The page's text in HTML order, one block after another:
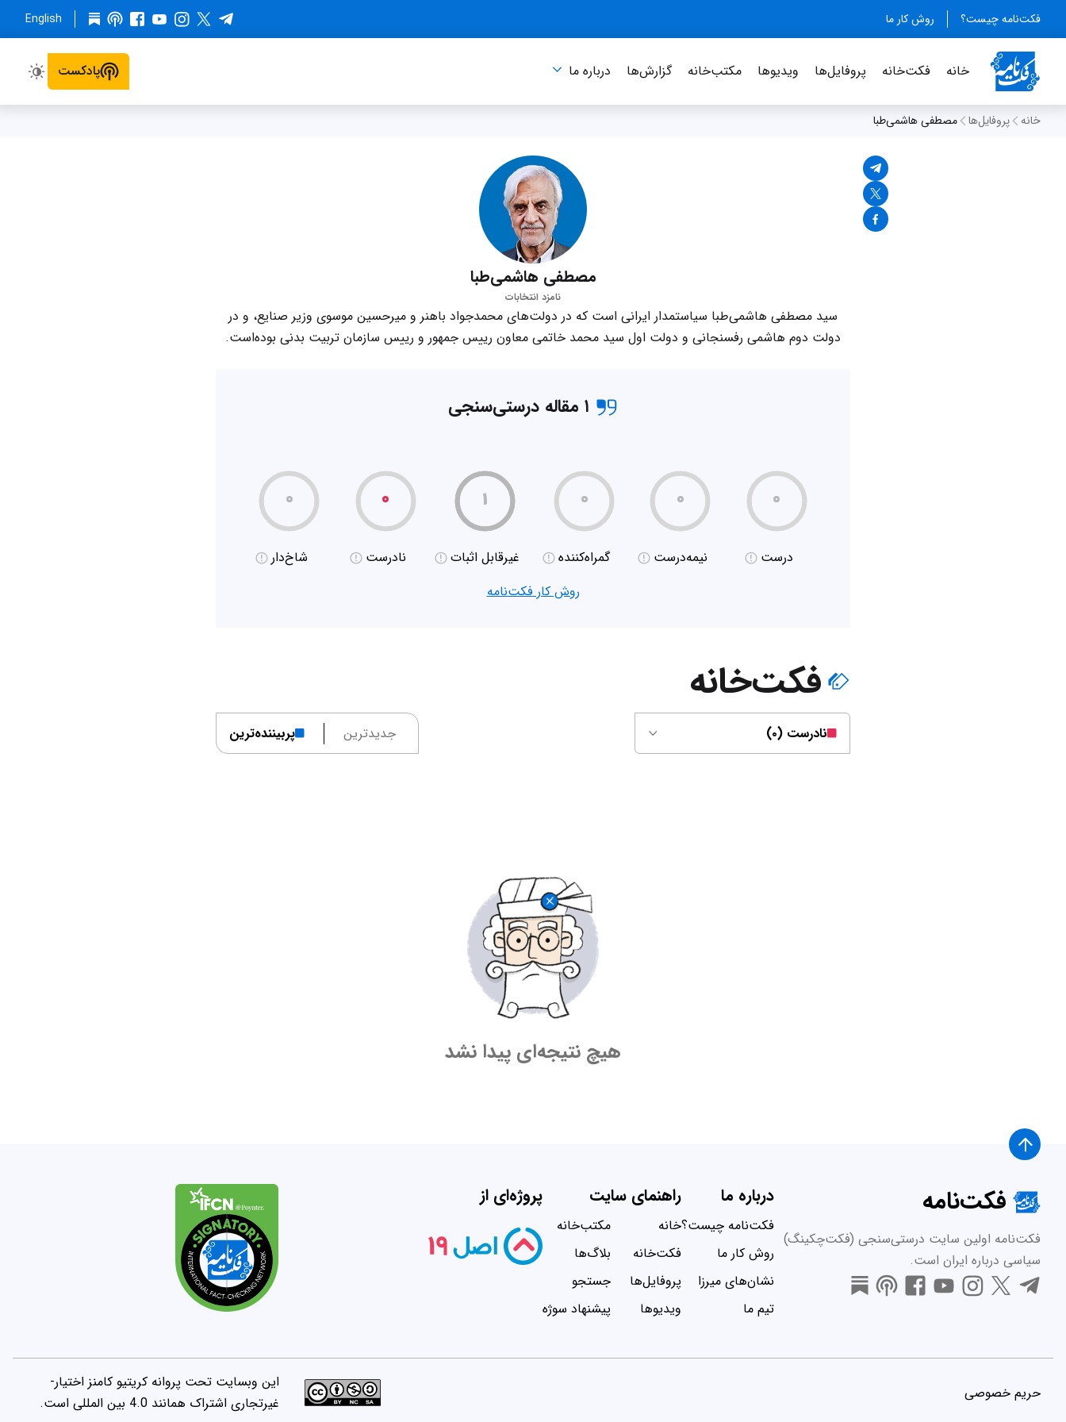
فکت‌نامه چیست؟ روش کار ما English
خانه فکت‌خانه پروفایل‌ها ویدیو‌ها مکتب‌خانه گزارش‌ها درباره‌ ما پادکست
خانه پروفایل‌ها مصطفی هاشمی‌طبا
مصطفی هاشمی‌طبا
نامزد انتخابات
سید مصطفی هاشمی‌طبا سیاستمدار ایرانی است که در دولت‌های محمدجواد باهنر و میرحسین موسوی وزیر صنایع، و در
دولت دوم هاشمی رفسنجانی و دولت اول سید محمد خاتمی معاون رییس جمهور و رییس سازمان تربیت بدنی بوده‌است.
۱ مقاله درستی‌سنجی
۰
درست
۰
نیمه‌درست
۰
گمراه‌کننده
۱
غیر‌قابل اثبات
۰
نادرست
۰
شاخ‌دار
روش کار فکت‌نامه
فکت‌خانه
نادرست (۰) جدیدترین پربیننده‌ترین
هیچ نتیجه‌ای پیدا نشد
فکت‌نامه
فکت‌نامه اولین سایت درستی‌سنجی (فکت‌چکینگ)
سیاسی درباره ایران است.
درباره ما
فکت‌نامه چیست؟
روش کار ما
نشان‌های میرزا
تیم ما
راهنمای سایت
خانه
فکت‌خانه
پروفایل‌ها
ویدیو‌ها
مکتب‌خانه
بلاگ‌ها
جستجو
پیشنهاد سوژه
پروژه‌ای از
حریم خصوصی
این وبسایت تحت پروانه کریتیو کامنز اختیار-
غیرتجاری اشتراک همانند 4.0 بین المللی است.